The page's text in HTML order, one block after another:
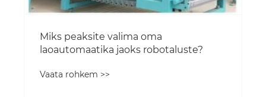
Miks peaksite valima oma
laoautomaatika jaoks robotaluste?
Vaata rohkem >>